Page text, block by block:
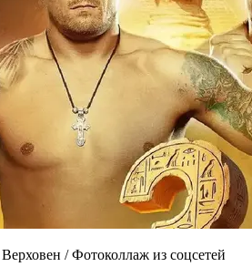
/ Фотоколлаж из соцсетей